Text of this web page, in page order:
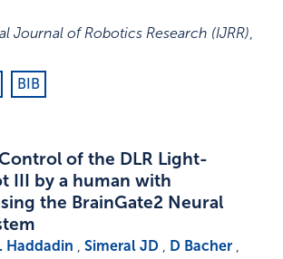
Journal of Robotics Research (IJRR),
BIB
of the DLR Light-
III by a human with
the BrainGate2 Neural
Haddadin ,Simeral JD , D Bacher ,